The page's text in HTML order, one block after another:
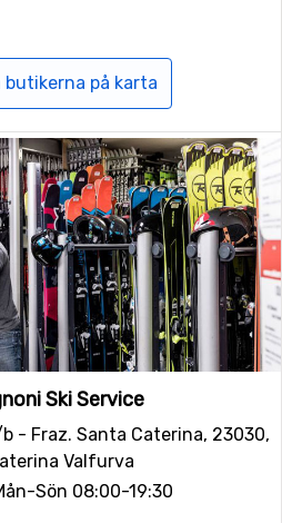
butikerna på karta
Ski Service
- Fraz. Santa Caterina, 23030,
Valfurva
Sön 08:00-19:30